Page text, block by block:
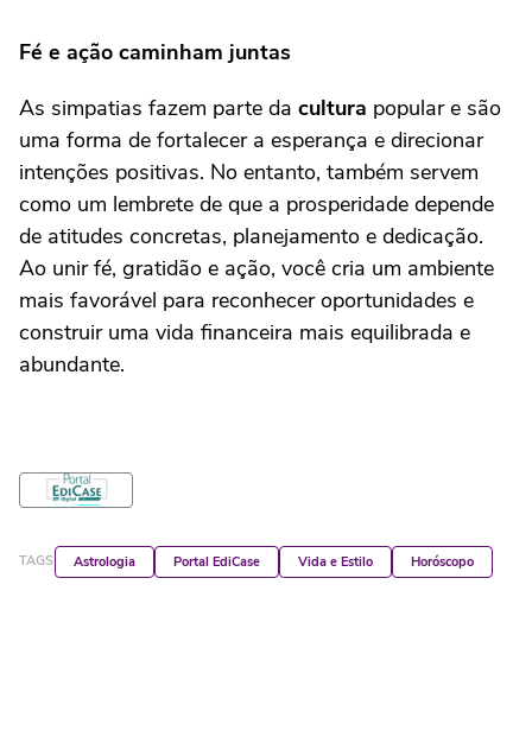
Fé e ação caminham juntas
As simpatias fazem parte da cultura popular e são
uma forma de fortalecer a esperança e direcionar
intenções positivas. No entanto, também servem
como um lembrete de que a prosperidade depende
de atitudes concretas, planejamento e dedicação.
Ao unir fé, gratidão e ação, você cria um ambiente
mais favorável para reconhecer oportunidades e
construir uma vida financeira mais equilibrada e
abundante.
TAGS Astrologia Portal EdiCase Vida e Estilo Horóscopo